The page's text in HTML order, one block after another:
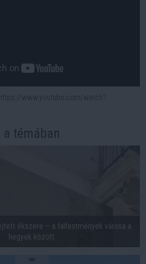
a témában
ékszere – a falfestmények városa a
hegyek között